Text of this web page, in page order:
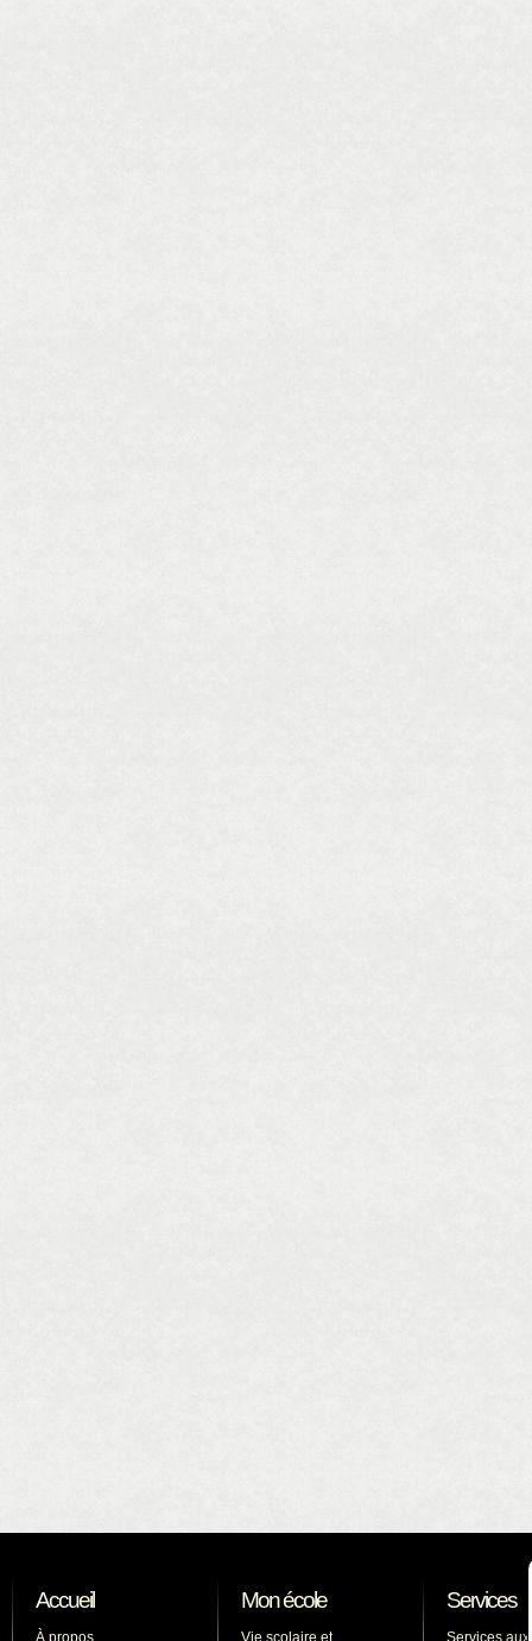
Accueil
À propos
Mon école
Vie scolaire et
Services
Services